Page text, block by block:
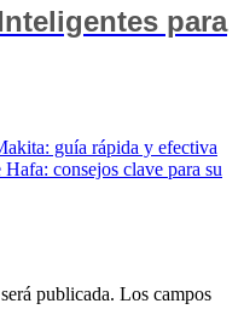
para
guía rápida y efectiva
consejos clave para su
publicada. Los campos